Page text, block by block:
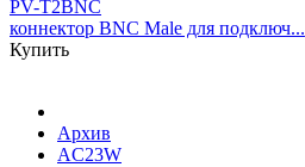
PV-T2BNC
коннектор BNC Male для подключ...
Купить
Архив
AC23W